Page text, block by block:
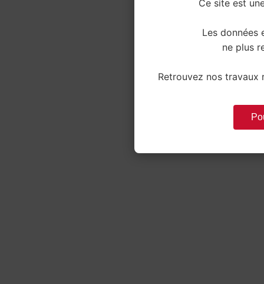
Ce site est
Les données
ne plus
Retrouvez nos